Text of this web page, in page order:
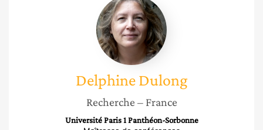
Dulong
Delphine Dulong
Recherche – France
Université Paris 1 Panthéon-Sorbonne